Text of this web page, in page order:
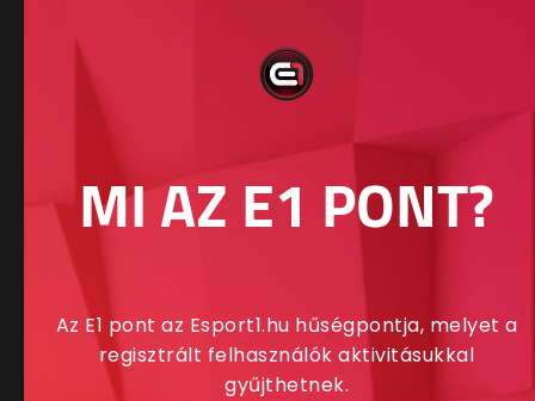
MI AZ E1 PONT?
Az E1 pont az Esport1.hu hűségpontja, melyet a
regisztrált felhasználók aktivitásukkal
gyűjthetnek.